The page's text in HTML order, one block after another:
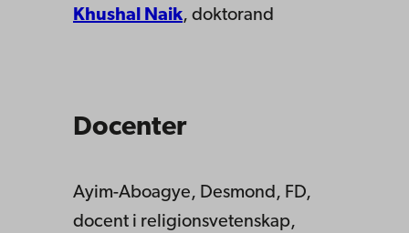
Khushal Naik, doktorand
Docenter
Ayim-Aboagye, Desmond, FD,
docent i religionsvetenskap,